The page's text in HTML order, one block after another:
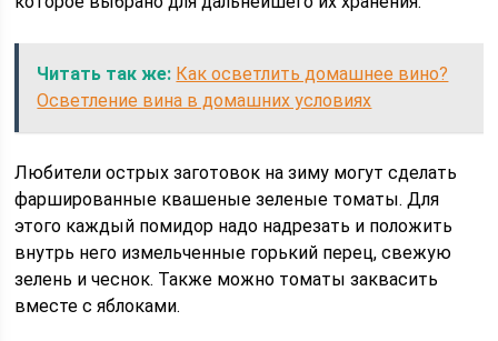
Читать так же: Как осветлить домашнее вино?
Осветление вина в домашних условиях
Любители острых заготовок на зиму могут сделать
фаршированные квашеные зеленые томаты. Для
этого каждый помидор надо надрезать и положить
внутрь него измельченные горький перец, свежую
зелень и чеснок. Также можно томаты заквасить
вместе с яблоками.